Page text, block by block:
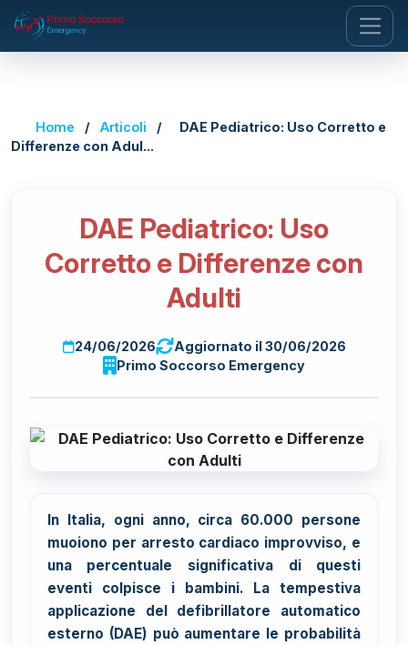
Home / Articoli /
DAE Pediatrico: Uso Corretto e
Differenze con Adul...
DAE Pediatrico: Uso
Corretto e Differenze con
Adulti
24/06/2026
Aggiornato il 30/06/2026
Primo Soccorso Emergency
In Italia, ogni anno, circa 60.000 persone
muoiono per arresto cardiaco improvviso, e
una percentuale significativa di questi
eventi colpisce i bambini. La tempestiva
applicazione del defibrillatore automatico
esterno (DAE) può aumentare le probabilità